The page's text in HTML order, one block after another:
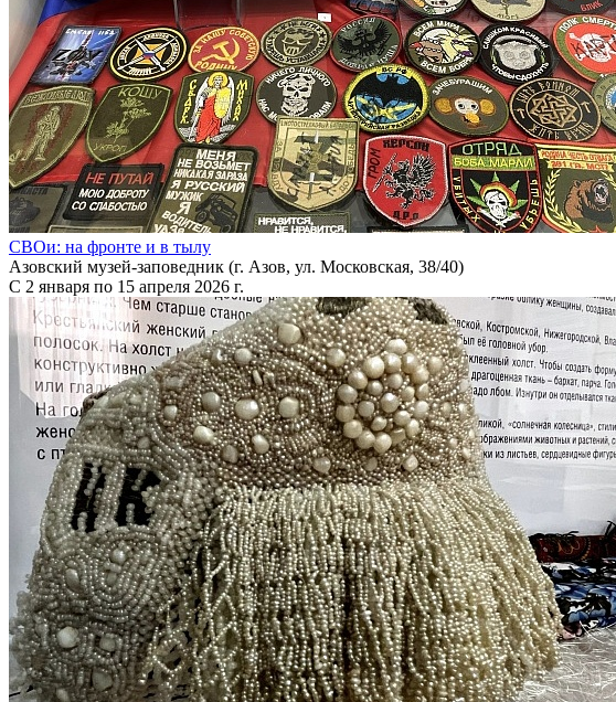
СВОи: на фронте и в тылу
Азовский музей-заповедник (г. Азов, ул. Московская, 38/40)
С 2 января по 15 апреля 2026 г.